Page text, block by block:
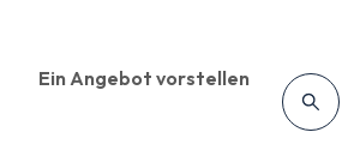
Ein Angebot vorstellen